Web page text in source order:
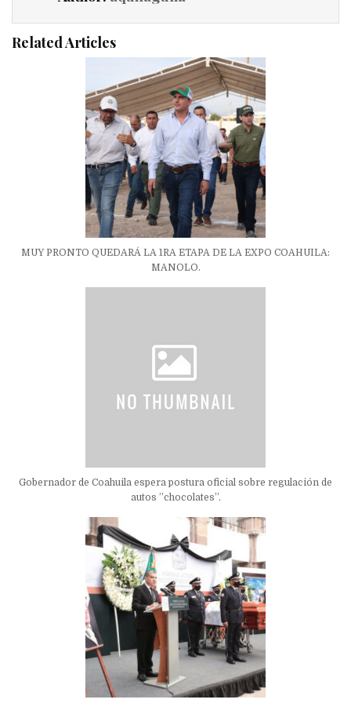
Related Articles
MUY PRONTO QUEDARÁ LA 1RA ETAPA DE LA EXPO COAHUILA:
MANOLO.
Gobernador de Coahuila espera postura oficial sobre regulación de
autos ”chocolates”.